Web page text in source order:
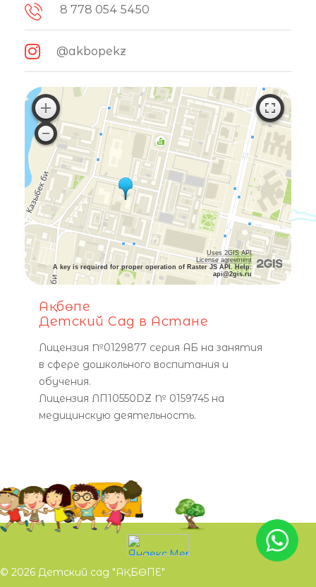
8 778 054 5450
@akbopekz
Uses 2GIS API
License agreement
A key is required for proper operation of Raster JS API. Help:
api@2gis.ru
Ақбөпе
Детский Сад в Астане
Лицензия №0129877 серия АБ на занятия
в сфере дошкольного воспитания и
обучения.
Лицензия ЛП10550DZ № 0159745 на
медицинскую деятельность.
© 2026 Детский сад "АҚБӨПЕ"